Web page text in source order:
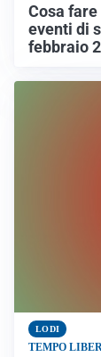
Cosa
eventi di
febbraio
LODI
TEMPO